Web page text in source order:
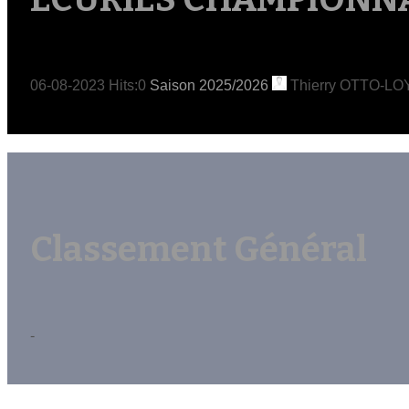
06-08-2023 Hits:0 Saison 2025/2026 Thierry OTTO-
-